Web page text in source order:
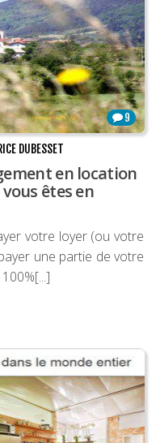
9
DUBESSET
en location
êtes en
votre loyer (ou votre
une partie de votre